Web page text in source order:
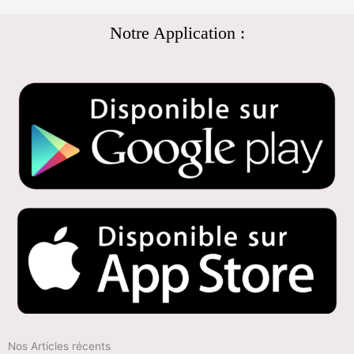
Notre Application :
Nos Articles récents